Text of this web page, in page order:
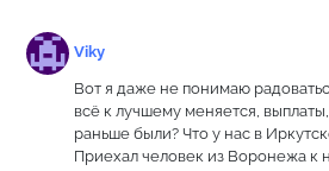
Viky
Вот я даже не понимаю
всё к лучшему меняется,
раньше были? Что у нас в
Приехал человек из Воронежа к